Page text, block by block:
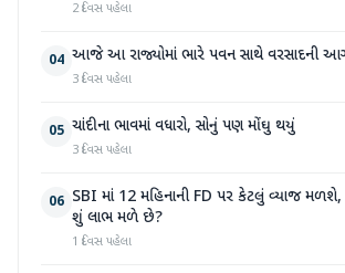
2 દિવસ પહેલા
04 આજે આ રાજ્યોમાં ભારે પવન સાથે વરસાદની
3 દિવસ પહેલા
05 ચાંદીના ભાવમાં વધારો, સોનું પણ મોંઘુ થયું
3 દિવસ પહેલા
06 SBI માં 12 મહિનાની FD પર કેટલું વ્યાજ મળશે,
શું લાભ મળે છે?
1 દિવસ પહેલા